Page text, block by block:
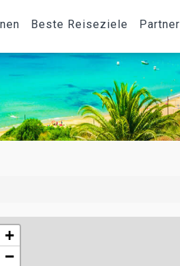
Beste Reiseziele Partner
+
−